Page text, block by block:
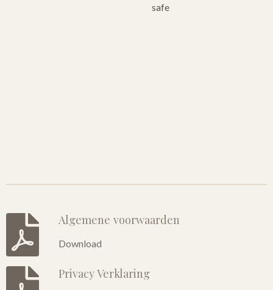
safe
Algemene voorwaarden
Download
Privacy Verklaring